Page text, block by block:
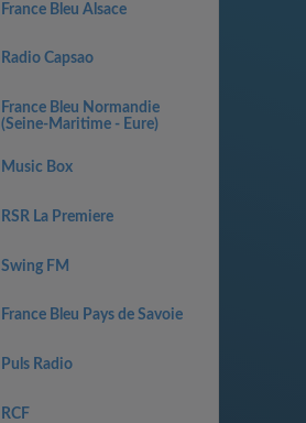
France Bleu Alsace
Radio Capsao
France Bleu Normandie
(Seine-Maritime - Eure)
Music Box
RSR La Premiere
Swing FM
France Bleu Pays de Savoie
Puls Radio
RCF